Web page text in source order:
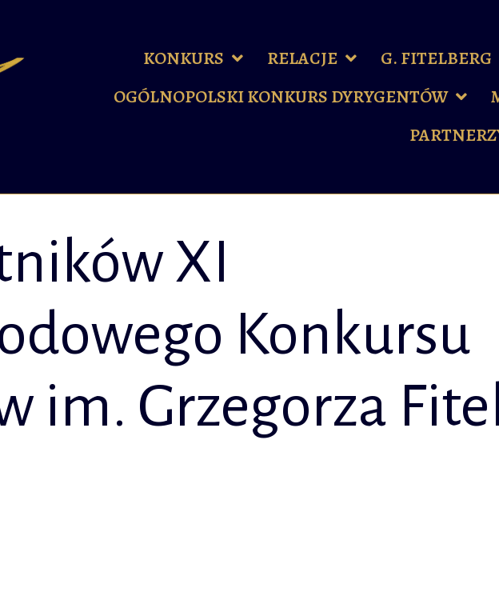
KONKURS RELACJE G. FITELBERG
OGÓLNOPOLSKI KONKURS DYRYGENTÓW
XI
Konkursu
im. Grzegorza